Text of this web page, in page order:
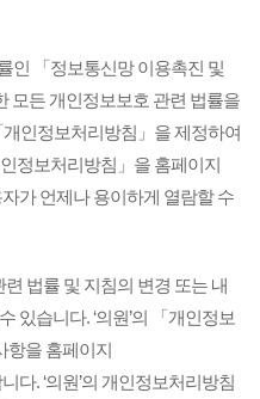
인 「정보통신망 이용촉진 및
모든 개인정보보호 관련 법률을
개인정보처리방침」을 제정하여
정보처리방침」을 홈페이지
가 언제나 용이하게 열람할 수
련 법률 및 지침의 변경 또는 내
있습니다. ‘의원’의 「개인정보
항을 홈페이지
다. ‘의원’의 개인정보처리방침